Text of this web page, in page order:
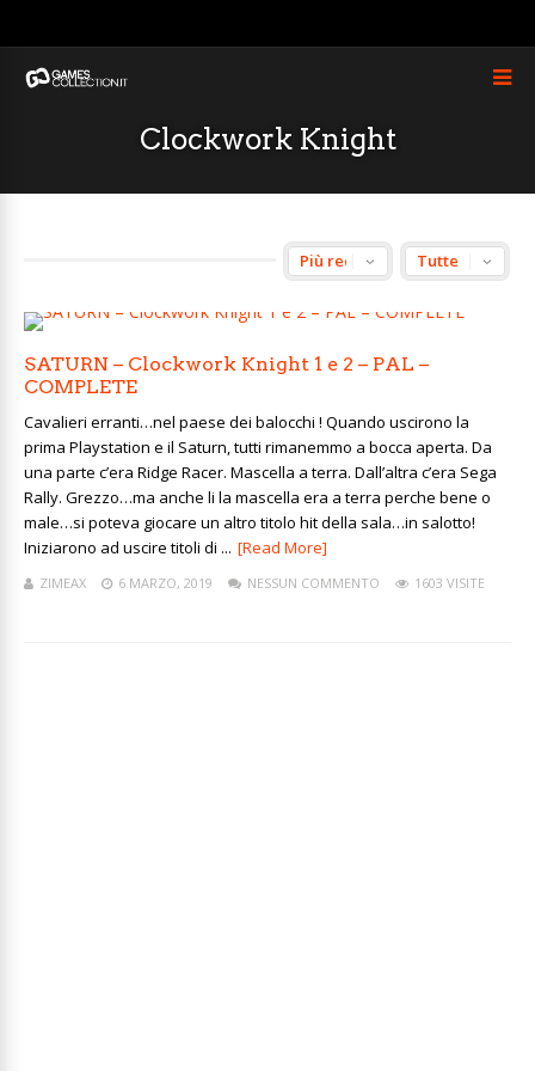
Clockwork Knight
SATURN – Clockwork Knight 1 e 2 – PAL –
COMPLETE
Cavalieri erranti…nel paese dei balocchi ! Quando uscirono la
prima Playstation e il Saturn, tutti rimanemmo a bocca aperta. Da
una parte c’era Ridge Racer. Mascella a terra. Dall’altra c’era Sega
Rally. Grezzo…ma anche li la mascella era a terra perche bene o
male…si poteva giocare un altro titolo hit della sala…in salotto!
Iniziarono ad uscire titoli di ... [Read More]
ZIMEAX 6 MARZO, 2019 NESSUN COMMENTO 1603 VISITE